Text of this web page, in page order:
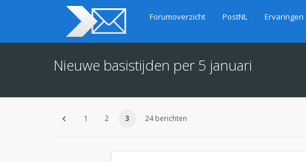
Forumoverzicht PostNL Ervaringen
Nieuwe basistijden per 5 januari
1 2 3 24 berichten